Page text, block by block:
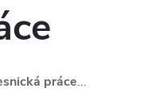
práce...